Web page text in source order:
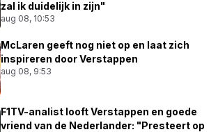
zal ik duidelijk in zijn"
aug 08, 10:53
McLaren geeft nog niet op en laat zich
inspireren door Verstappen
aug 08, 9:53
F1TV-analist looft Verstappen en goede
vriend van de Nederlander: "Presteert op